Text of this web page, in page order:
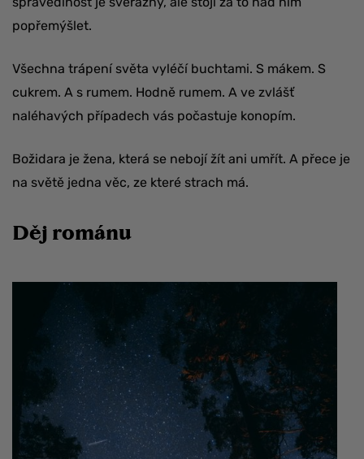
popřemýšlet.
Všechna trápení světa vyléčí buchtami. S mákem. S
cukrem. A s rumem. Hodně rumem. A ve zvlášť
naléhavých případech vás počastuje konopím.
Božidara je žena, která se nebojí žít ani umřít. A přece je
na světě jedna věc, ze které strach má.
Děj románu